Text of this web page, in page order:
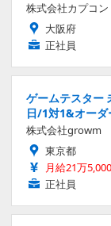
株式会社カプコン
大阪府
正社員
ゲームテスター
日/1対1&オーダ
株式会社growm
東京都
月給21万
正社員